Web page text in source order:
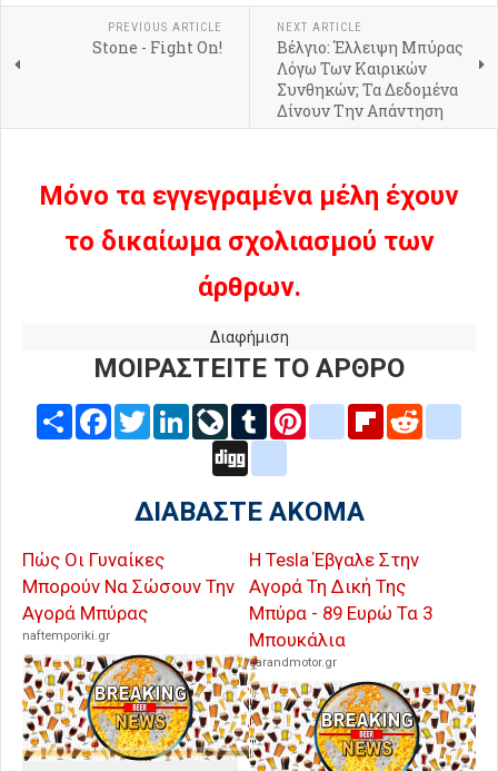
PREVIOUS ARTICLE
Stone - Fight On!
NEXT ARTICLE
Βέλγιο: Έλλειψη Μπύρας
Λόγω Των Καιρικών
Συνθηκών; Τα Δεδομένα
Δίνουν Την Απάντηση
Μόνο τα εγγεγραμένα μέλη έχουν
το δικαίωμα σχολιασμού των
άρθρων.
Διαφήμιση
ΜΟΙΡΑΣΤΕΙΤΕ ΤΟ ΑΡΘΡΟ
Share FacebookTwitterLinkedInLiveJournal
Tumblr Pinterestblogger_post
Flipboard
ΔΙΑΒΑΣΤΕ ΑΚΟΜΑ
Πώς Οι Γυναίκες
Μπορούν Να Σώσουν Την
Αγορά Μπύρας
naftemporiki.gr
Η Tesla Έβγαλε Στην
Αγορά Τη Δική Της
Μπύρα - 89 Ευρώ Τα 3
Μπουκάλια
carandmotor.gr